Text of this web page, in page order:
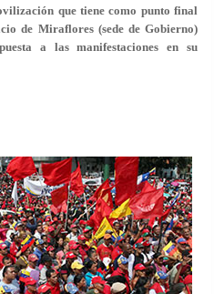
que tiene como punto final
de Miraflores (sede de Gobierno)
a las manifestaciones en su